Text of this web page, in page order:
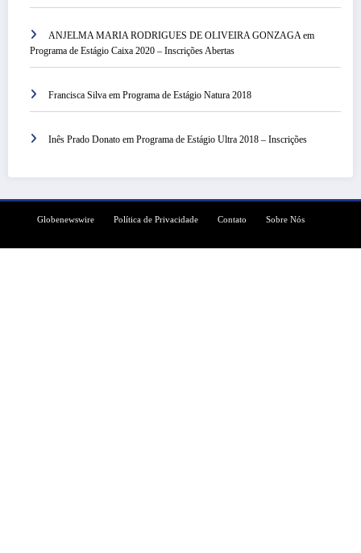
ANJELMA MARIA RODRIGUES DE OLIVEIRA GONZAGA em
Programa de Estágio Caixa 2020 – Inscrições Abertas
Francisca Silva em Programa de Estágio Natura 2018
Inês Prado Donato em Programa de Estágio Ultra 2018 – Inscrições
Globenewswire Política de Privacidade Contato Sobre Nós